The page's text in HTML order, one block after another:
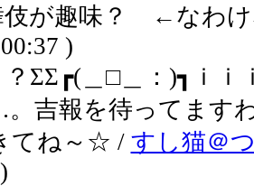
伎が趣味？ ←なわけ
)
？ΣΣ┏(＿□＿：)┓ｉ
吉報を待ってます
てね～☆ / すし猫＠